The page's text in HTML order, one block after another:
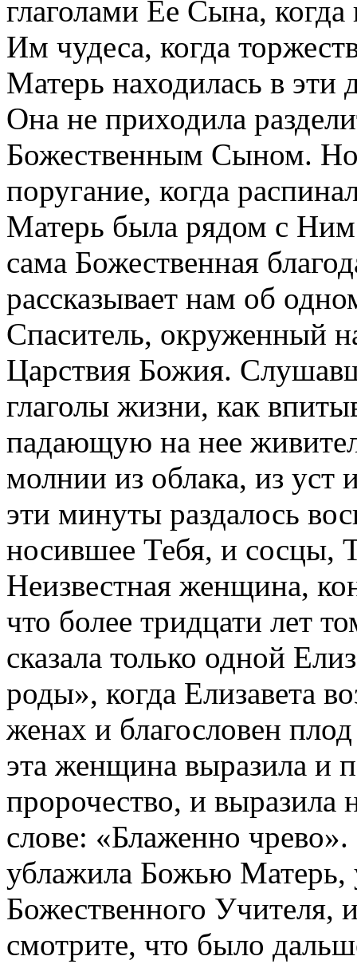
глаголами Ее Сына,
Им чудеса, когда
Матерь находилась в эти
Она не приходила
Божественным Сыном.
поругание, когда
Матерь была рядом с
сама Божественная
рассказывает нам об
Спаситель, окруженный
Царствия Божия.
глаголы жизни, как
падающую на нее
молнии из облака, из уст
эти минуты раздалось
носившее Тебя, и сосцы,
Неизвестная женщина,
что более тридцати лет
сказала только одной
роды», когда Елизавета
женах и благословен
эта женщина выразила и
пророчество, и выразила
слове: «Блаженно
ублажила Божью Матерь,
Божественного Учителя,
смотрите, что было